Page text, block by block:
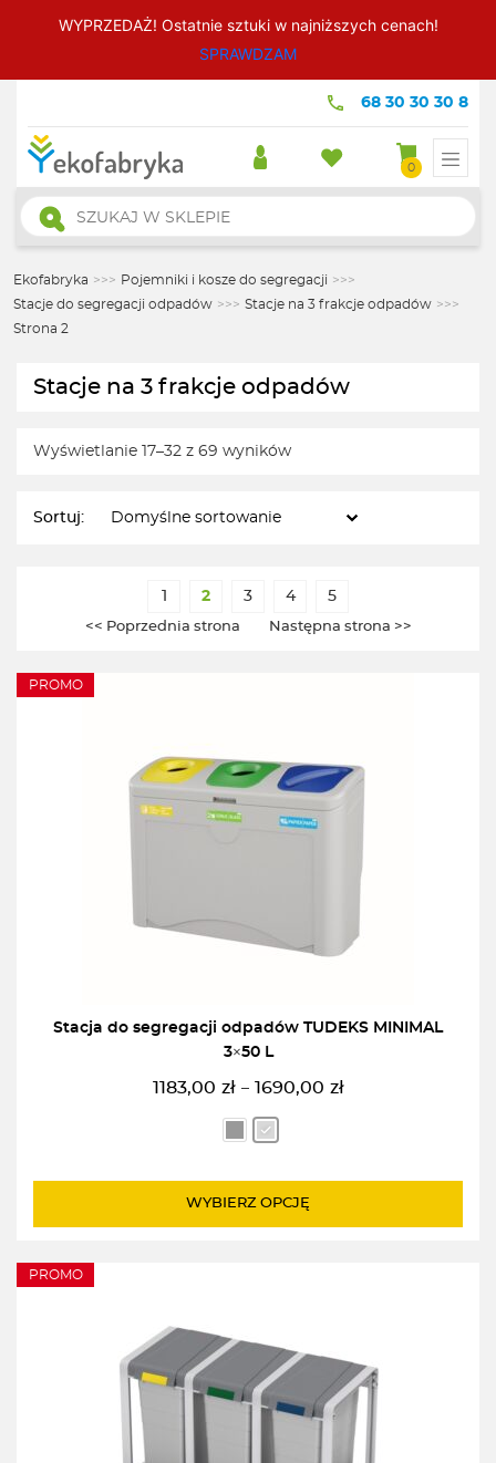
WYPRZEDAŻ! Ostatnie sztuki w najniższych cenach!
SPRAWDZAM
68 30 30 30 8
0
Wyszukiwarka
produktów
Ekofabryka >>> Pojemniki i kosze do segregacji >>>
Stacje do segregacji odpadów >>> Stacje na 3 frakcje odpadów >>>
Strona 2
Stacje na 3 frakcje odpadów
Wyświetlanie 17–32 z 69 wyników
Sortuj:
<< Poprzednia strona
2 3 4 5
Następna strona >>
PROMO
Stacja do segregacji odpadów TUDEKS MINIMAL
3×50 L
1183,00 zł – 1690,00 zł
Zakres
cen:
od
do
WYBIERZ OPCJĘ
PROMO